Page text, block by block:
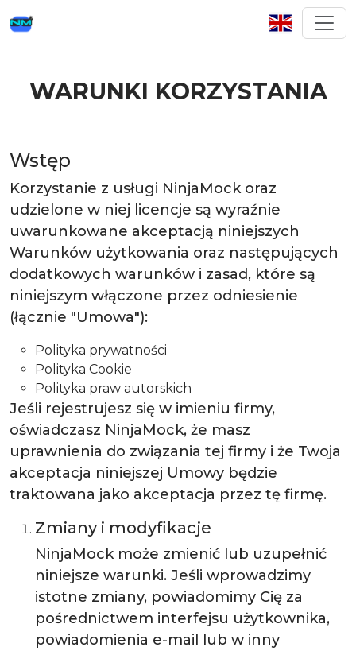
WARUNKI KORZYSTANIA
Wstęp
Korzystanie z usługi NinjaMock oraz
udzielone w niej licencje są wyraźnie
uwarunkowane akceptacją niniejszych
Warunków użytkowania oraz następujących
dodatkowych warunków i zasad, które są
niniejszym włączone przez odniesienie
(łącznie "Umowa"):
Polityka prywatności
Polityka Cookie
Polityka praw autorskich
Jeśli rejestrujesz się w imieniu firmy,
oświadczasz NinjaMock, że masz
uprawnienia do związania tej firmy i że Twoja
akceptacja niniejszej Umowy będzie
traktowana jako akceptacja przez tę firmę.
Zmiany i modyfikacje
NinjaMock może zmienić lub uzupełnić
niniejsze warunki. Jeśli wprowadzimy
istotne zmiany, powiadomimy Cię za
pośrednictwem interfejsu użytkownika,
powiadomienia e-mail lub w inny